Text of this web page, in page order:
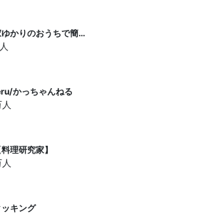
かりのおうちで簡単
Kitchen
かっちゃんねる
理研究家】
キング